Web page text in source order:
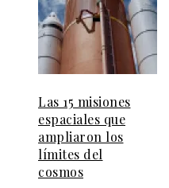
Las 15 misiones
espaciales que
ampliaron los
límites del
cosmos